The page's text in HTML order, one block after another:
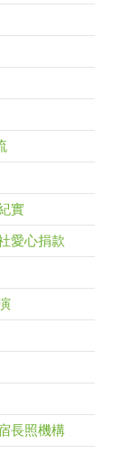
實
愛心捐款
長照機構